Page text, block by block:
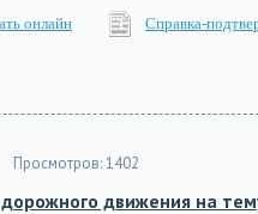
онлайн Справка-
Просмотров:1402
движения на